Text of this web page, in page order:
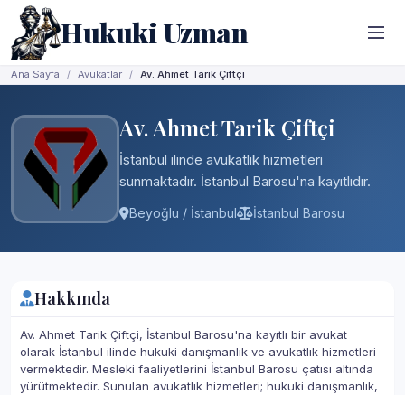
Hukuki Uzman
Ana Sayfa Avukatlar Av. Ahmet Tarik Çiftçi
Av. Ahmet Tarik Çiftçi
İstanbul ilinde avukatlık hizmetleri
sunmaktadır. İstanbul Barosu'na kayıtlıdır.
Beyoğlu / İstanbul İstanbul Barosu
Hakkında
Av. Ahmet Tarik Çiftçi, İstanbul Barosu'na kayıtlı bir avukat
olarak İstanbul ilinde hukuki danışmanlık ve avukatlık hizmetleri
vermektedir. Mesleki faaliyetlerini İstanbul Barosu çatısı altında
yürütmektedir. Sunulan avukatlık hizmetleri; hukuki danışmanlık,